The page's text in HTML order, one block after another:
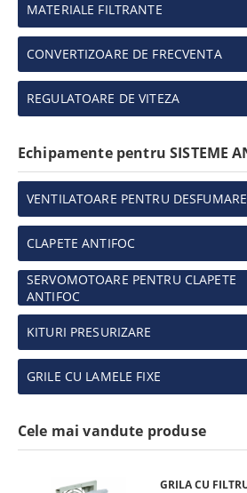
MATERIALE FILTRANTE
CONVERTIZOARE DE FRECVENTA
REGULATOARE DE VITEZA
Echipamente pentru SISTEME
VENTILATOARE PENTRU DESFUMARE
CLAPETE ANTIFOC
SERVOMOTOARE PENTRU CLAPETE
ANTIFOC
KITURI PRESURIZARE
GRILE CU LAMELE FIXE
Cele mai vandute produse